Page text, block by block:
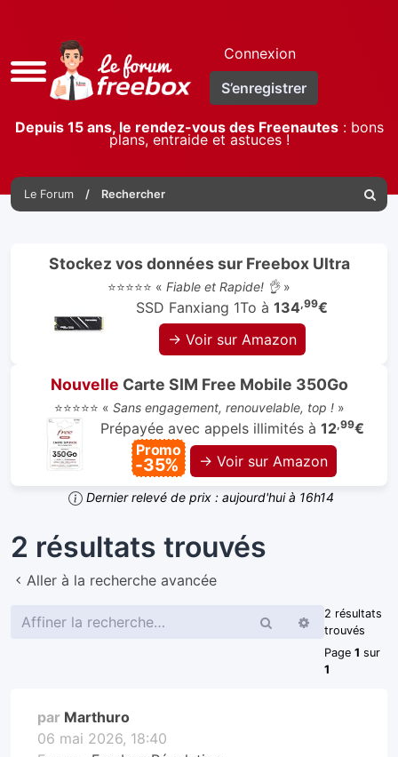
Accès
rapide
Connexion
S’enregistrer
Depuis 15 ans, le rendez-vous des Freenautes: bons
plans, entraide et astuces !
Le Forum Rechercher
Stockez vos données sur Freebox Ultra
⭐⭐⭐⭐⭐ « Fiable et Rapide! 👌»
SSD Fanxiang 1To à 134,99€
→ Voir sur Amazon
Nouvelle Carte SIM Free Mobile 350Go
⭐⭐⭐⭐⭐ « Sans engagement, renouvelable, top !»
Prépayée avec appels illimités à 12,99€
Promo
-35% → Voir sur Amazon
Dernier relevé de prix : aujourd'hui à 16h14
2 résultats trouvés
Aller à la recherche avancée
RechercherRecherche
2 résultats
trouvés
Page 1 sur
1
par Marthuro
06 mai 2026, 18:40